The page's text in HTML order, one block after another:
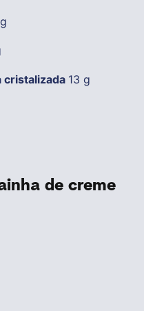
cristalizada 13 g
de creme